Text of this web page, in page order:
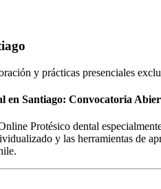
y prácticas presenciales
en Santiago: Convocatoria
Protésico dental
y las herramientas de